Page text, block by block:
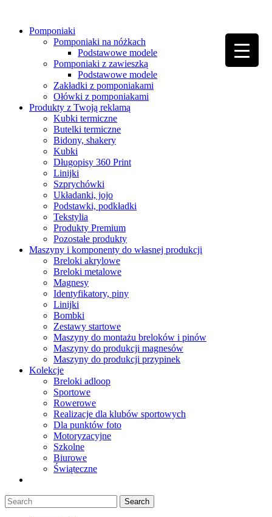
Pomponiaki
Pomponiaki na nóżkach
Podstawowe modele
Pomponiaki z zawieszką
Podstawowe modele
Zakładki z pomponiakami
Ołówki z pomponiakami
Produkty z Twoją reklamą
Kubki termiczne
Butelki termiczne
Bidony, shakery
Kubki
Długopisy 360 Print
Linijki
Szprychówki
Układanki, jojo
Podstawki, podkładki
Tekstylia
Produkty Premium
Pozostałe produkty
Maszyny i komponenty do własnej produkcji
Breloki akrylowe
Breloki metalowe
Magnesy
Identyfikatory, piny
Linijki
Bombki
Zestawy startowe
Maszyny do montażu breloków i pinów
Maszyny do produkcji magnesów
Maszyny do produkcji przypinek
Kolekcje
Breloki adloop
Sportowe
Rowerowe
Realizacje dla klubów sportowych
Dla punktów foto
Motoryzacyjne
Szkolne
Biurowe
Świąteczne
▼
▼